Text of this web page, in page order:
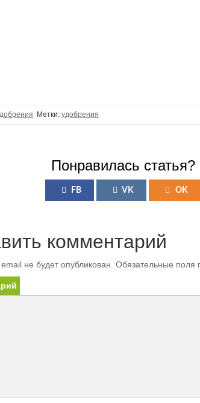
Метки: удобрения
Понравилась
FB VK OK
комментарий
не будет опубликован. Обязательные поля